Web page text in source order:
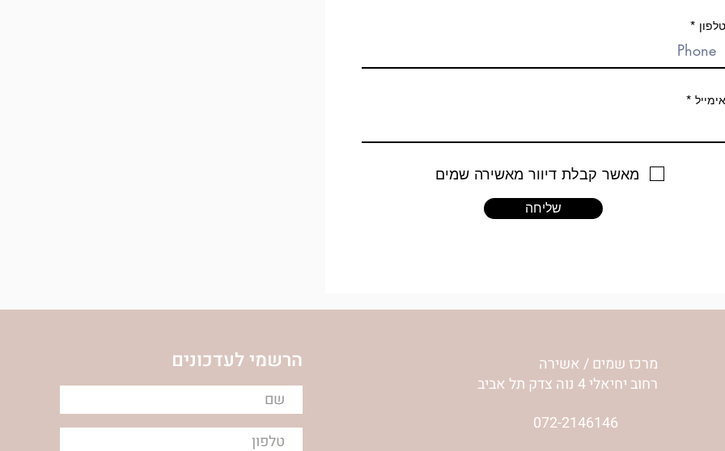
טלפון
אימייל
מאשר קבלת דיוור מאשירה שמים
שליחה
הרשמי לעדכונים
מרכז שמים / אשירה
רחוב יחיאלי 4 נוה צדק תל אביב
072-2146146